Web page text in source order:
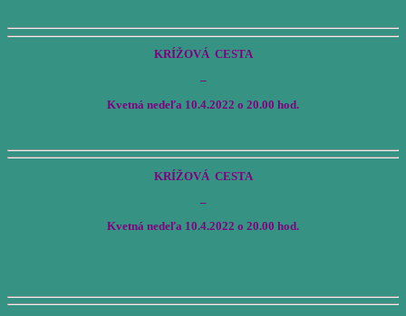
KRÍŽOVÁ CESTA
–
Kvetná nedeľa 10.4.2022 o 20.00 hod.
KRÍŽOVÁ CESTA
–
Kvetná nedeľa 10.4.2022 o 20.00 hod.